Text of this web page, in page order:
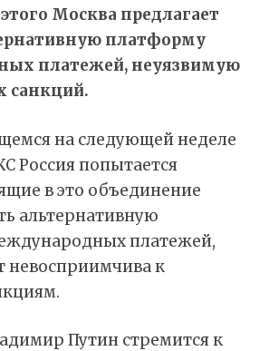
Москва предлагает
платформу
платежей, неуязвимую
санкций.
на следующей неделе
Россия попытается
в это объединение
альтернативную
платежей,
невосприимчива к
Путин стремится к